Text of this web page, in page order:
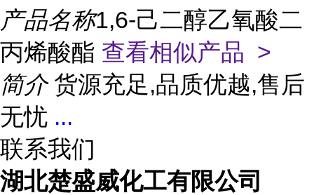
产品名称1,6-己二醇乙氧酸二
丙烯酸酯 查看相似产品 >
简介 货源充足,品质优越,售后
无忧 ...
联系我们
湖北楚盛威化工有限公司